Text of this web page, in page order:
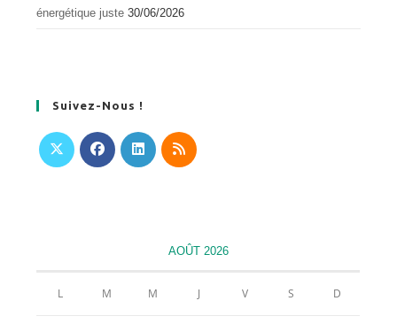
énergétique juste 30/06/2026
Suivez-Nous !
nouvel
AOÛT 2026
L M M J V S D